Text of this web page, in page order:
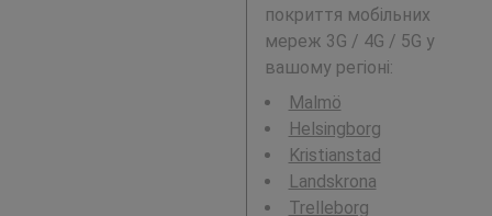
покриття мобільних
мереж 3G / 4G / 5G у
вашому регіоні:
Malmö
Helsingborg
Kristianstad
Landskrona
Trelleborg